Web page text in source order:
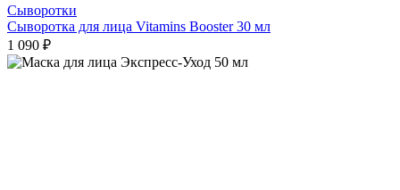
Сыворотки
Сыворотка для лица Vitamins Booster 30 мл
1 090 ₽